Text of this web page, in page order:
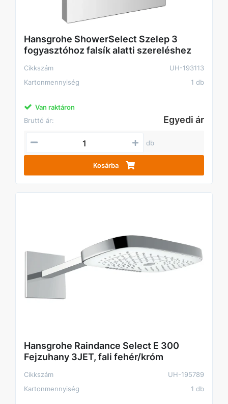
Hansgrohe ShowerSelect Szelep 3
fogyasztóhoz falsík alatti szereléshez
Cikkszám
UH-193113
Kartonmennyiség
1 db
Van raktáron
Bruttó ár:
Egyedi ár
db
Kosárba
Hansgrohe Raindance Select E 300
Fejzuhany 3JET, fali fehér/króm
Cikkszám
UH-195789
Kartonmennyiség
1 db